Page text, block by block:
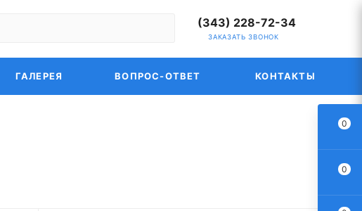
(343) 228-72-34
ЗАКАЗАТЬ ЗВОНОК
ГАЛЕРЕЯ ВОПРОС-ОТВЕТ КОНТАКТЫ
0
0